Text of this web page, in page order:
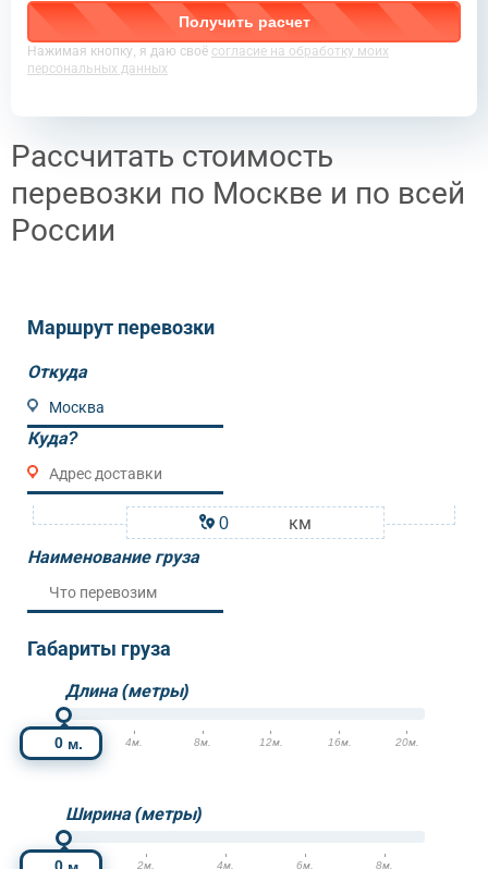
Нажимая кнопку, я даю своё согласие на обработку моих
персональных данных
Рассчитать стоимость
перевозки по Москве и по всей
России
Маршрут перевозки
Откуда
Куда?
км
Наименование груза
Габариты груза
Длина (метры)
м.
0м. 4м. 8м. 12м. 16м. 20м.
Ширина (метры)
0м. 2м. 4м. 6м. 8м.